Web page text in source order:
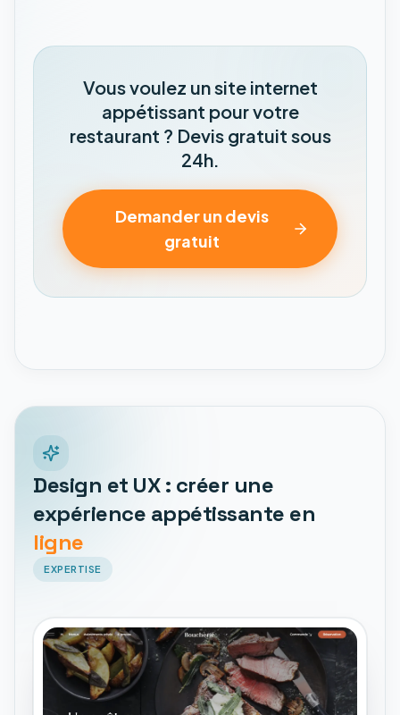
Vous voulez un site internet
appétissant pour votre
restaurant ? Devis gratuit sous
24h.
Demander un devis
gratuit
Design et UX : créer une
expérience appétissante en
ligne
EXPERTISE